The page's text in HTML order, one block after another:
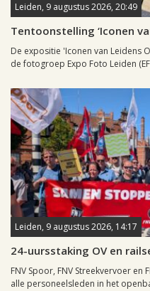
Leiden, 9 augustus 2026, 20:49
Tentoonstelling ‘Iconen
De expositie 'Iconen van Leidens
de fotogroep Expo Foto Leiden
Leiden, 9 augustus 2026, 14:17
24-uursstaking OV en
FNV Spoor, FNV Streekvervoer
alle personeelsleden in het